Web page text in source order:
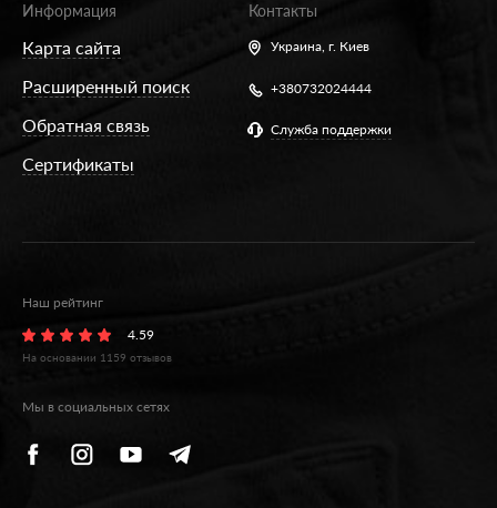
Информация
Карта сайта
Расширенный поиск
Обратная связь
Сертификаты
Контакты
Украина, г. Киев
+380732024444
Служба поддержки
Наш рейтинг
4.59
На основании 1159 отзывов
Мы в социальных сетях